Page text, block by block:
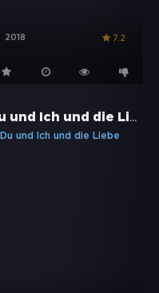
2018 7.2
Du und Ich und die Liebe